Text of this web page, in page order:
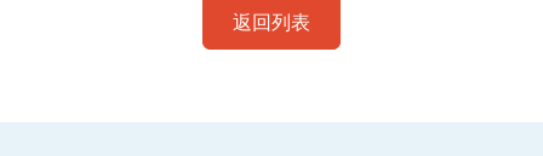
返回列表